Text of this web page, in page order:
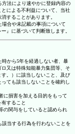
法により速やかに登録内容の
による不利益について、当社
することがあります。
合や未記載の事項について
』に基づいて判断致します。
から5年を経過しない者、暴
又は特殊知能暴力集団等、そ
。）に該当しないこと、及び
ても該当しないことを確約し
に損害を加える目的をもって
すること
の関与をしていると認められ
当する行為を行わないことを